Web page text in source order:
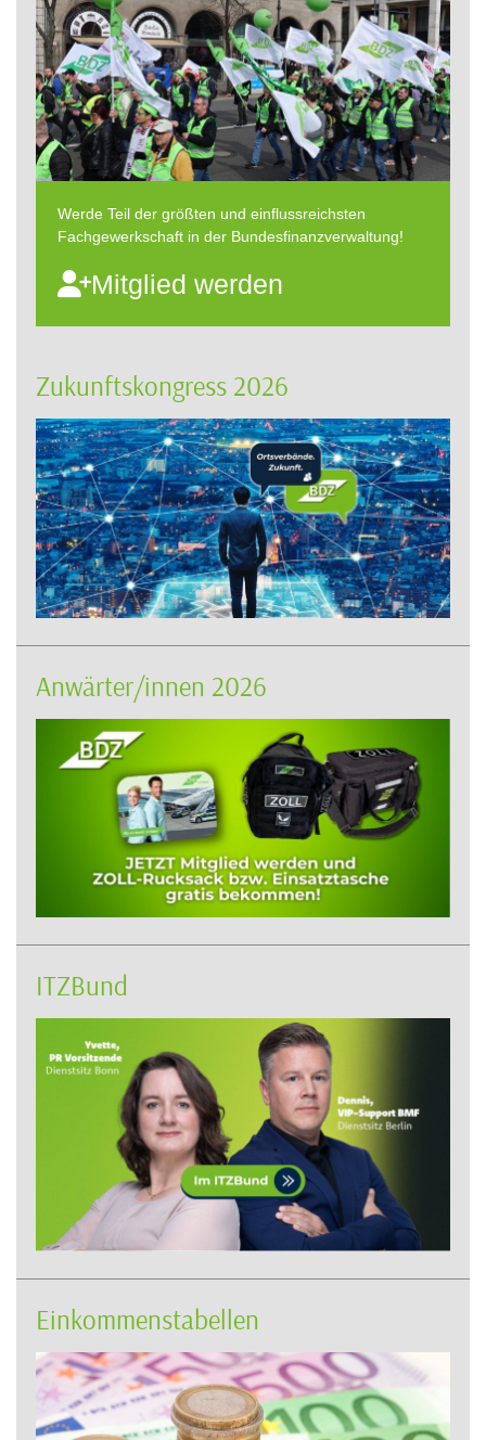
Werde Teil der größten und einflussreichsten
Fachgewerkschaft in der Bundesfinanzverwaltung!
Mitglied werden
Zukunftskongress 2026
Anwärter/innen 2026
ITZBund
Einkommenstabellen